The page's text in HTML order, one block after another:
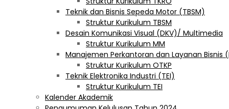
Teknik dan Bisnis Sepeda Motor (TBSM)
Struktur Kurikulum TBSM
Desain Komunikasi Visual (DKV)/ Multimedia
Struktur Kurikulum MM
Manajemen Perkantoran dan Layanan Bisnis
Struktur Kurikulum OTKP
Teknik Elektronika Industri (TEI)
Struktur Kurikulum TEI
Kalender Akademik